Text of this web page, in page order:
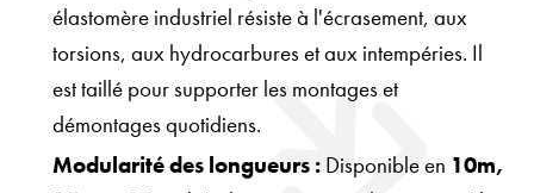
élastomère industriel résiste à l'écrasement, aux
torsions, aux hydrocarbures et aux intempéries. Il
est taillé pour supporter les montages et
démontages quotidiens.
Modularité des longueurs :Disponible en 10m,